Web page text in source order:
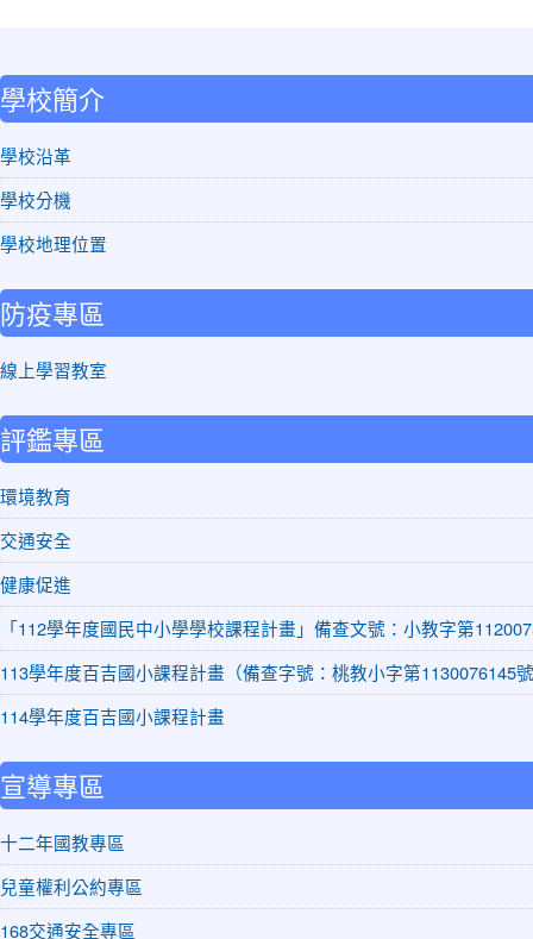
學校簡介
學校沿革
學校分機
學校地理位置
防疫專區
線上學習教室
評鑑專區
環境教育
交通安全
健康促進
「112學年度國民中小學學校課程計畫」備查文號：小教字第
113學年度百吉國小課程計畫（備查字號：桃教小字第1130076145
114學年度百吉國小課程計畫
宣導專區
十二年國教專區
兒童權利公約專區
168交通安全專區